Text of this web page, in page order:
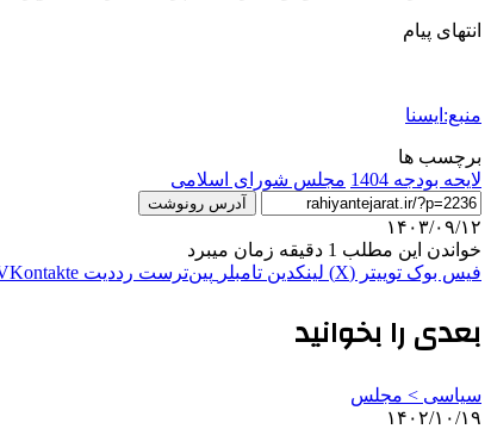
انتهای پیام
منبع:ایسنا
برچسب ها
لایحه بودجه 1404
مجلس شورای اسلامی
آدرس رونوشت
۱۴۰۳/۰۹/۱۲
خواندن این مطلب 1 دقیقه زمان میبرد
فیس بوک توییتر (X) لینکدین ‫تامبلر ‫پین‌ترست ‫رددیت
بعدی را بخوانید
سیاسی > مجلس
۱۴۰۲/۱۰/۱۹